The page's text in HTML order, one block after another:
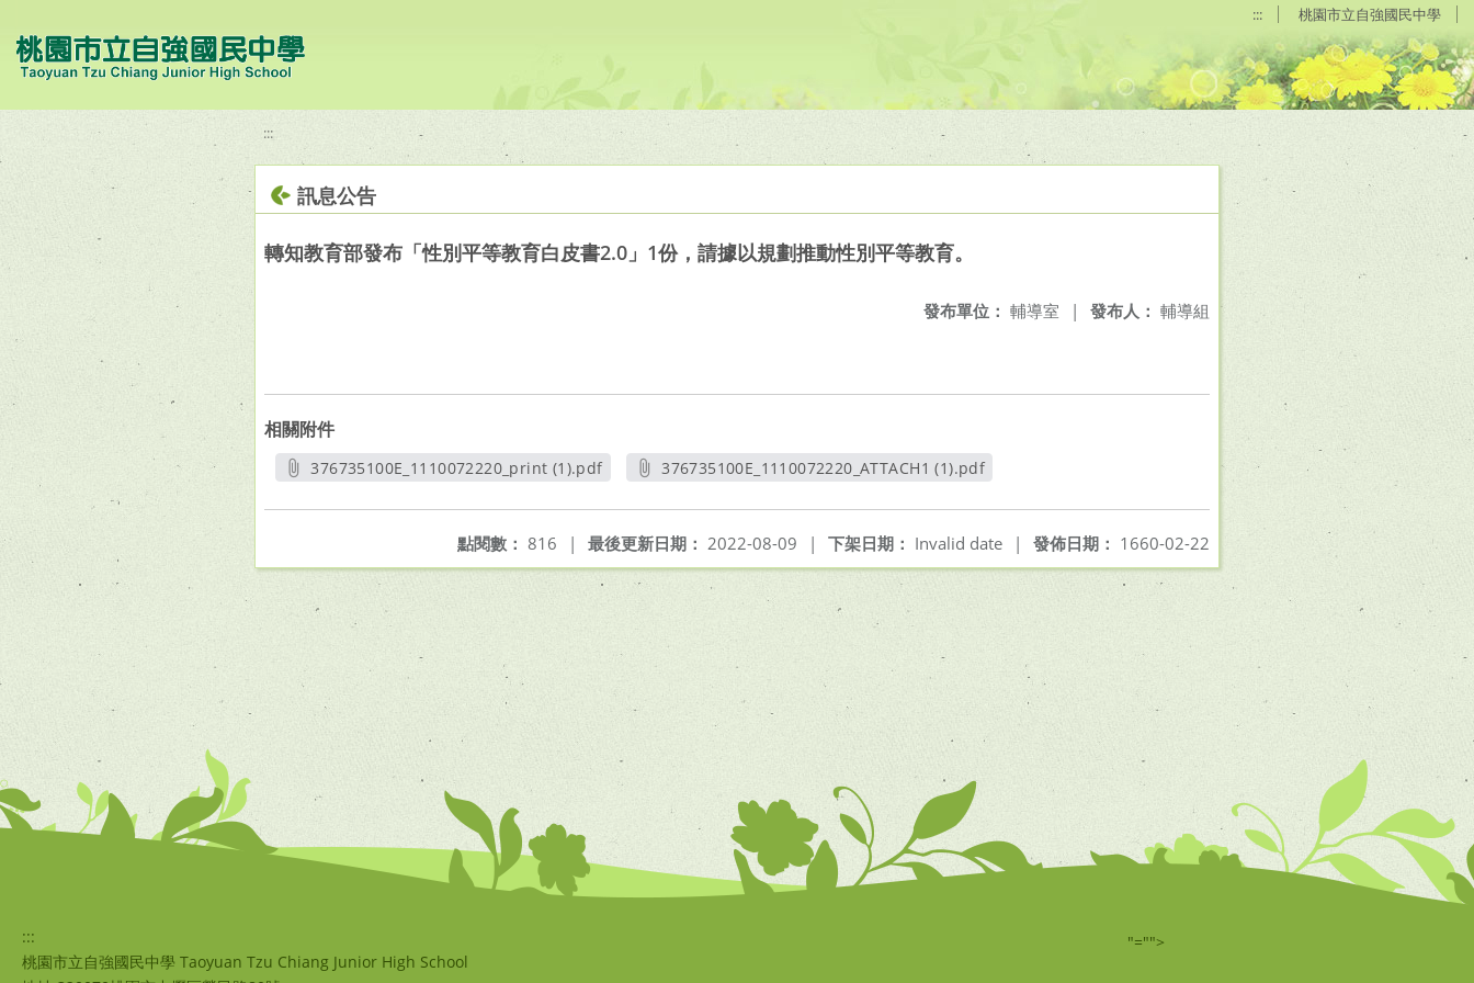
::: 桃園市立自強國民中學
:::
訊息公告
轉知教育部發布「性別平等教育白皮書2.0」1份，請據以規劃推動性別平等教育。
發布人： 輔導組
發布單位： 輔導室 |
相關附件
376735100E_1110072220_print (1).pdf
376735100E_1110072220_ATTACH1 (1).pdf
發佈日期： 1660-02-22
下架日期： Invalid date |
最後更新日期： 2022-08-09 |
點閱數： 816 |
:::
桃園市立自強國民中學 Taoyuan Tzu Chiang Junior High School
"="">